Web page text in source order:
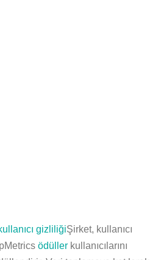
gizliliğiŞirket, kullanıcı
ödüller kullanıcılarını